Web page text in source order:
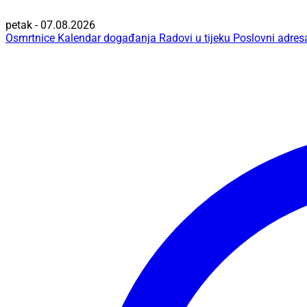
petak - 07.08.2026
Osmrtnice Kalendar događanja Radovi u tijeku Poslovni